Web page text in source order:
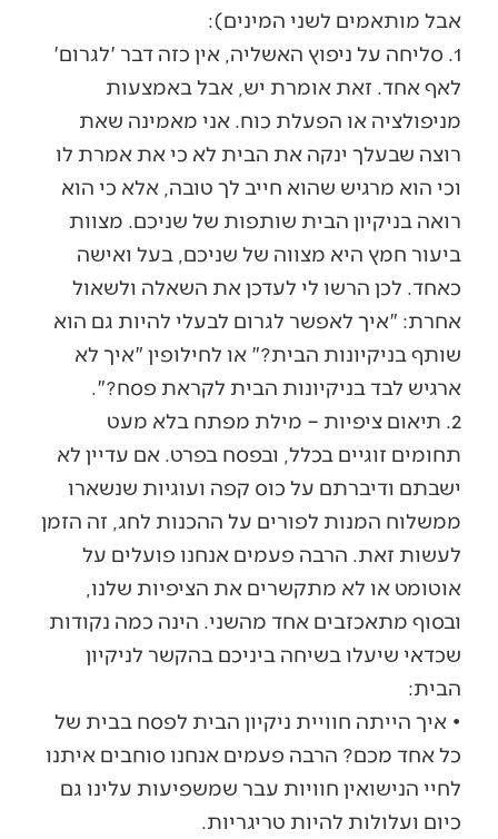
אבל מותאמים לשני המינים):
1. סליחה על ניפוץ האשליה, אין כזה דבר 'לגרום'
לאף אחד. זאת אומרת יש, אבל באמצעות
מניפולציה או הפעלת כוח. אני מאמינה שאת
רוצה שבעלך ינקה את הבית לא כי את אמרת לו
וכי הוא מרגיש שהוא חייב לך טובה, אלא כי הוא
רואה בניקיון הבית שותפות של שניכם. מצוות
ביעור חמץ היא מצווה של שניכם, בעל ואישה
כאחד. לכן הרשו לי לעדכן את השאלה ולשאול
אחרת: "איך לאפשר לגרום לבעלי להיות גם הוא
שותף בניקיונות הבית?" או לחילופין "איך לא
ארגיש לבד בניקיונות הבית לקראת פסח?".
2. תיאום ציפיות – מילת מפתח בלא מעט
תחומים זוגיים בכלל, ובפסח בפרט. אם עדיין לא
ישבתם ודיברתם על כוס קפה ועוגיות שנשארו
ממשלוח המנות לפורים על ההכנות לחג, זה הזמן
לעשות זאת. הרבה פעמים אנחנו פועלים על
אוטומט או לא מתקשרים את הציפיות שלנו,
ובסוף מתאכזבים אחד מהשני. הינה כמה נקודות
שכדאי שיעלו בשיחה ביניכם בהקשר לניקיון
הבית:
• איך הייתה חוויית ניקיון הבית לפסח בבית של
כל אחד מכם? הרבה פעמים אנחנו סוחבים איתנו
לחיי הנישואין חוויות עבר שמשפיעות עלינו גם
כיום ועלולות להיות טריגריות.